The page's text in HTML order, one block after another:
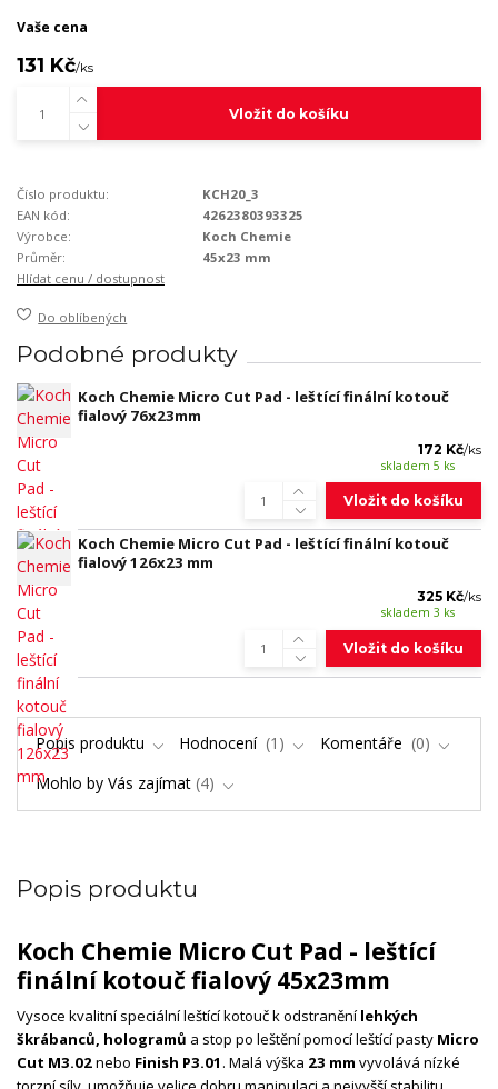
Vaše cena
131 Kč/ks
Vložit do košíku
Číslo produktu:
KCH20_3
EAN kód:
4262380393325
Výrobce:
Koch Chemie
Průměr:
45x23 mm
Hlídat cenu / dostupnost
Do oblíbených
Podobné produkty
Koch Chemie Micro Cut Pad - leštící finální kotouč
fialový 76x23mm
172 Kč/ks
skladem 5 ks
Vložit do košíku
Koch Chemie Micro Cut Pad - leštící finální kotouč
fialový 126x23 mm
325 Kč/ks
skladem 3 ks
Vložit do košíku
Popis produktu Hodnocení 1 Komentáře
0
Mohlo by Vás zajímat 4
Popis produktu
Koch Chemie Micro Cut Pad - leštící
finální kotouč fialový 45x23mm
Vysoce kvalitní speciální leštící kotouč k odstranění lehkých
škrábanců, hologramů a stop po leštění pomocí leštící pasty Micro
Cut M3.02nebo Finish P3.01 . Malá výška 23 mm vyvolává nízké